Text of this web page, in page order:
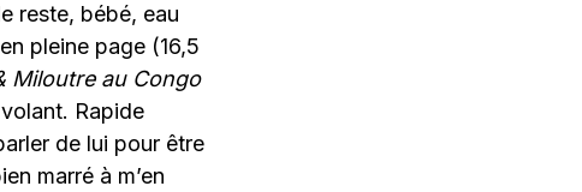
reste, bébé, eau
pleine page (16,5
Miloutre au Congo
Rapide
de lui pour être
marré à m’en